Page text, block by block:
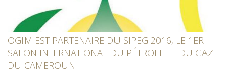
OGIM EST PARTENAIRE DU SIPEG 2016, LE 1ER
SALON INTERNATIONAL DU PÉTROLE ET DU GAZ
DU CAMEROUN